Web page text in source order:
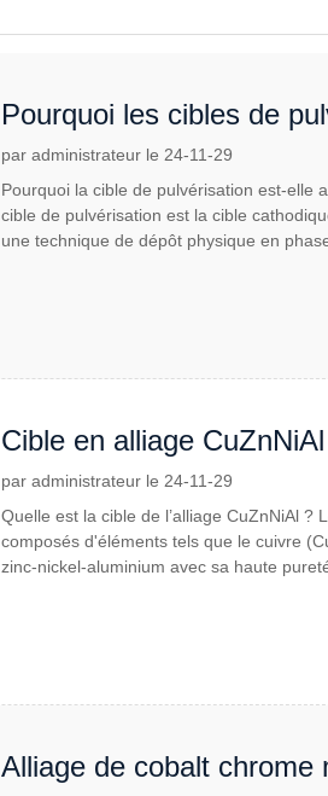
Pourquoi les cibles de
cathodiques
par administrateur le 24-11-29
Pourquoi la cible de pulvérisation est-elle
cible de pulvérisation est la cible
une technique de dépôt physique en
Cible en alliage CuZnNiAl
par administrateur le 24-11-29
Quelle est la cible de l’alliage CuZnNiAl
composés d'éléments tels que le cuivre
zinc-nickel-aluminium avec sa haute
Alliage de cobalt chrome